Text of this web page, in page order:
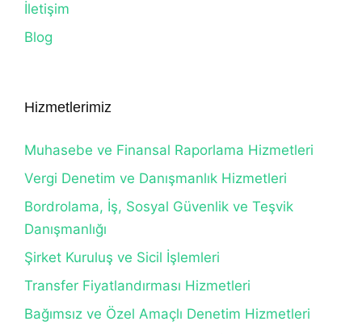
İletişim
Blog
Hizmetlerimiz
Muhasebe ve Finansal Raporlama Hizmetleri
Vergi Denetim ve Danışmanlık Hizmetleri
Bordrolama, İş, Sosyal Güvenlik ve Teşvik
Danışmanlığı
Şirket Kuruluş ve Sicil İşlemleri
Transfer Fiyatlandırması Hizmetleri
Bağımsız ve Özel Amaçlı Denetim Hizmetleri